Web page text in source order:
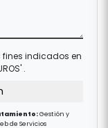
indicados en
.
Gestión y
de Servicios